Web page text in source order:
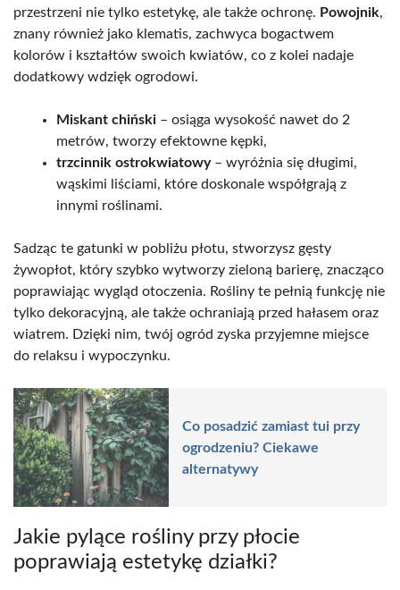
przestrzeni nie tylko estetykę, ale także ochronę. Powojnik,
znany również jako klematis, zachwyca bogactwem
kolorów i kształtów swoich kwiatów, co z kolei nadaje
dodatkowy wdzięk ogrodowi.
Miskant chiński – osiąga wysokość nawet do 2
metrów, tworzy efektowne kępki,
trzcinnik ostrokwiatowy– wyróżnia się długimi,
wąskimi liściami, które doskonale współgrają z
innymi roślinami.
Sadząc te gatunki w pobliżu płotu, stworzysz gęsty
żywopłot, który szybko wytworzy zieloną barierę, znacząco
poprawiając wygląd otoczenia. Rośliny te pełnią funkcję nie
tylko dekoracyjną, ale także ochraniają przed hałasem oraz
wiatrem. Dzięki nim, twój ogród zyska przyjemne miejsce
do relaksu i wypoczynku.
Co posadzić zamiast tui przy
ogrodzeniu? Ciekawe
alternatywy
Jakie pylące rośliny przy płocie
poprawiają estetykę działki?